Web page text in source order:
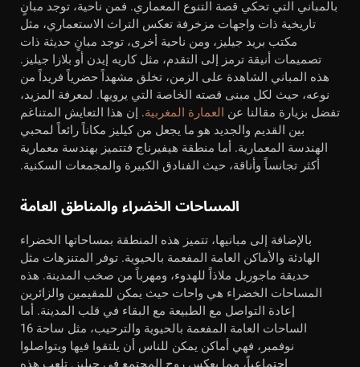
بالمباني التي تحكي قصة التنوع المعماري. فمن ناحية، توجد مبانٍ
تاريخية ذات واجهات مزخرفة تعكس التراث الاستعماري، مثل
مكتب بريد جيليز، ومن ناحية أخرى، توجد مبانٍ حديثة ذات
تصميمات أنيقة ترمز إلى التقدم، مثل كاريه إيدن أو بلازا جيليز.
هذه المباني الشاهدة على الزمن، تخلق مشهداً حضرياً فريداً من
نوعه، حيث لكل مبنى قصته الخاصة التي يرويها. لمعرفة المزيد،
تفضل بزيارة مقالنا عن العمارة المغربية. إن هذا التعايش المتناغم
بين القديم والجديد هو ما يجعل من كيليز مكاناً رائعاً لمحبي
الهندسة المعمارية. أما منطقة هيفيرناج فتتميز بهندسة معمارية
أكثر تجانساً وأناقة، حيث الفنادق الكبيرة والمجمعات السكنية.
المساحات الخضراء والمناطق العامة
بالإضافة إلى مبانيها، تتميز هذه المنطقة بمساحاتها الخضراء
الهادئة والأماكن العامة المفعمة بالحيوية. توفر المتنزهات مثل
حديقة ماجوريل ملاذاً للهدوء، ومهرباً من صخب المدينة. هذه
المساحات الخضراء هي واحات حيث يمكن للمقيمين والزائرين
إعادة التواصل مع الطبيعة مع البقاء في قلب المدينة. أما
الساحات العامة المفعمة بالحيوية والترحيب، مثل ساحة 16
نوفمبر، فهي أماكن يمكن للناس أن يلتقوا فيها ويتواصلوا
اجتماعياً، مما يعكس روح المجتمع في جيليز. تلعب هذه